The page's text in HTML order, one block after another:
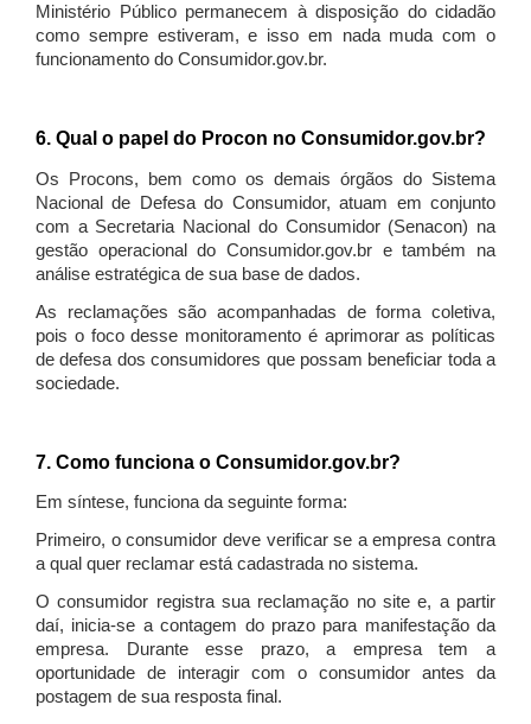
Ministério Público permanecem à disposição do cidadão
como sempre estiveram, e isso em nada muda com o
funcionamento do Consumidor.gov.br.
6. Qual o papel do Procon no Consumidor.gov.br?
Os Procons, bem como os demais órgãos do Sistema
Nacional de Defesa do Consumidor, atuam em conjunto
com a Secretaria Nacional do Consumidor (Senacon) na
gestão operacional do Consumidor.gov.br e também na
análise estratégica de sua base de dados.
As reclamações são acompanhadas de forma coletiva,
pois o foco desse monitoramento é aprimorar as políticas
de defesa dos consumidores que possam beneficiar toda a
sociedade.
7. Como funciona o Consumidor.gov.br?
Em síntese, funciona da seguinte forma:
Primeiro, o consumidor deve verificar se a empresa contra
a qual quer reclamar está cadastrada no sistema.
O consumidor registra sua reclamação no site e, a partir
daí, inicia-se a contagem do prazo para manifestação da
empresa. Durante esse prazo, a empresa tem a
oportunidade de interagir com o consumidor antes da
postagem de sua resposta final.